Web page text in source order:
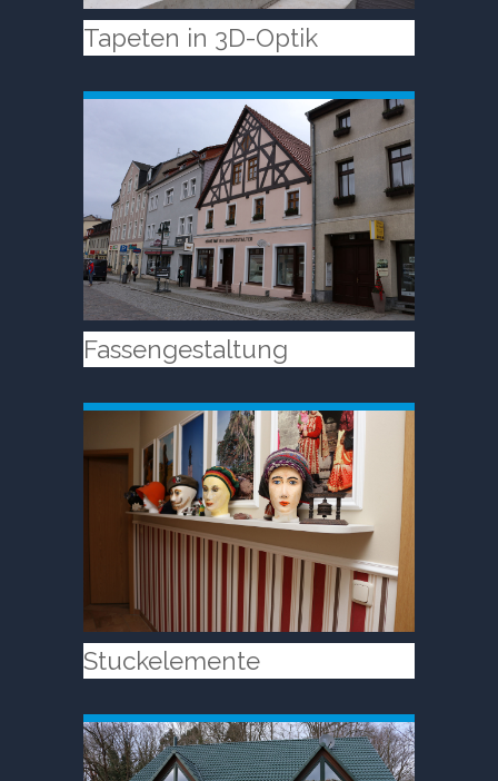
Tapeten in 3D-Optik
Fassengestaltung
Stuckelemente